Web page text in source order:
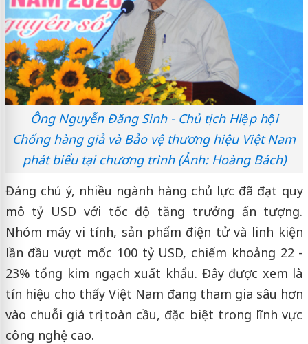
Ông Nguyễn Đăng Sinh - Chủ tịch Hiệp hội
Chống hàng giả và Bảo vệ thương hiệu Việt Nam
phát biểu tại chương trình (Ảnh: Hoàng Bách)
Đáng chú ý, nhiều ngành hàng chủ lực đã đạt quy
mô tỷ USD với tốc độ tăng trưởng ấn tượng.
Nhóm máy vi tính, sản phẩm điện tử và linh kiện
lần đầu vượt mốc 100 tỷ USD, chiếm khoảng 22 -
23% tổng kim ngạch xuất khẩu. Đây được xem là
tín hiệu cho thấy Việt Nam đang tham gia sâu hơn
vào chuỗi giá trị toàn cầu, đặc biệt trong lĩnh vực
công nghệ cao.